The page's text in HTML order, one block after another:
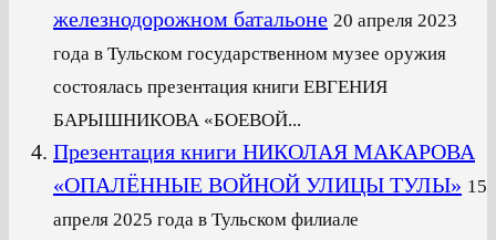
железнодорожном батальоне 20 апреля 2023
года в Тульском государственном музее оружия
состоялась презентация книги ЕВГЕНИЯ
БАРЫШНИКОВА «БОЕВОЙ...
Презентация книги НИКОЛАЯ МАКАРОВА
«ОПАЛЁННЫЕ ВОЙНОЙ УЛИЦЫ ТУЛЫ» 15
апреля 2025 года в Тульском филиале